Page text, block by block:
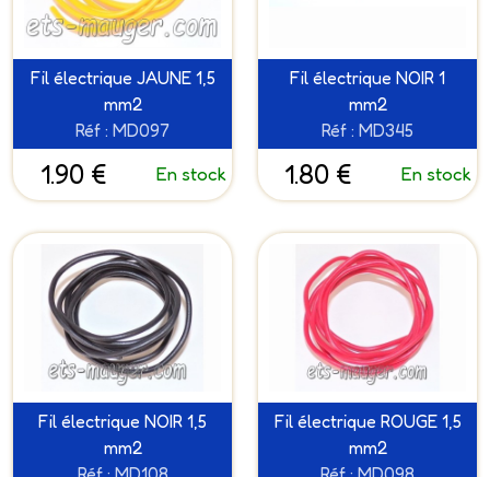
Fil électrique JAUNE 1,5
mm2
Réf : MD097
1.90 € En stock
Fil électrique NOIR 1
mm2
Réf : MD345
1.80 € En stock
Fil électrique NOIR 1,5
mm2
Fil électrique ROUGE 1,5
mm2